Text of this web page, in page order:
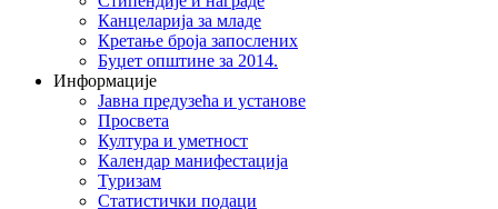
Канцеларија за младе
Кретање броја запослених
Буџет општине за 2014.
Информације
Јавна предузећа и установе
Просвета
Култура и уметност
Календар манифестација
Туризам
Статистички подаци